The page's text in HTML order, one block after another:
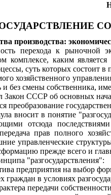
ДАРСТВЛЕНИЕ
производства:
перехода к рыноч­ной
комплексе, каким
суть которых состоит
ого хозяйственного
без смены собственника,
СССР об основных
преобразование
вносит в понятие "
отсюда
прав полного
управленческие
прежде всего и
"разгосу­дарствления":
предприятия на выбор
в условиях
передачи